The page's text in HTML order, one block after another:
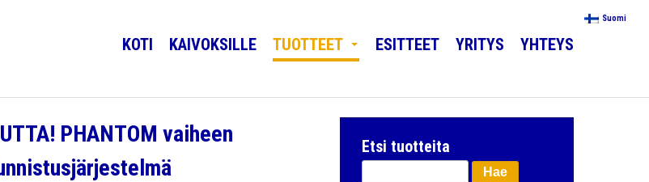
Suomi
KOTI KAIVOKSILLE TUOTTEET ESITTEET YRITYS YHTEYS
PHANTOM vaiheen
Etsi tuotteita
Haku: